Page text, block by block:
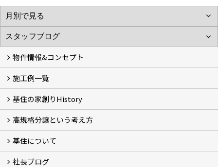
物件情報&コンセプト
新着情報&基住の３つの家
イベント予告
イベント報告
施工例一覧
Photo Gallery
現場レポート
完工事例
お客様の声
基住の家創りHistory
基住の夢はもっと大きくもっと優しく
夢の実現へ
わが街をポートランドへ
アメノヨリミチ (3)
新築住宅事業
自然共生街創り事業
再生可能エネルギー事業
森の家コモンハウス【こもびお】
コンセプトハウス (2)
高規格分譲という考え方
高規格分譲ってなんだろう？
STUDIO KIJYU【スタジオ基住】
これからの家創り
知ってほしい１１のこと
基住について
基住について
会社概要
プライバシーポリシーについて
メンテナンスについて
トピックス
社長ブログ